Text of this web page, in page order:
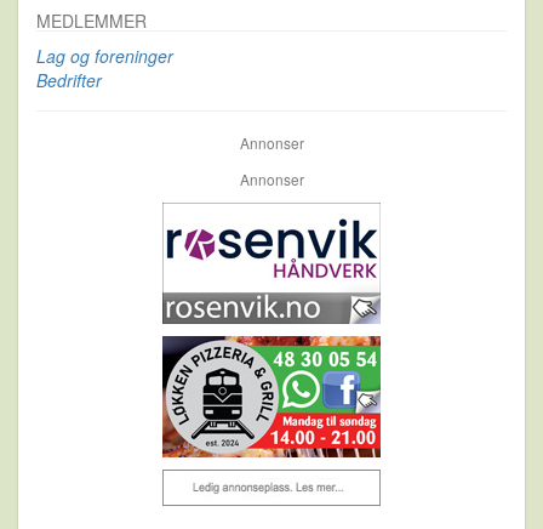
MEDLEMMER
Lag og foreninger
Bedrifter
Annonser
Annonser